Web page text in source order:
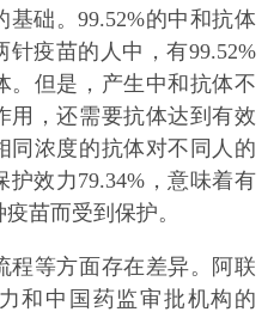
础。99.52%的中和抗体
疫苗的人中，有99.52%
。但是，产生中和抗体不
用，还需要抗体达到有效
同浓度的抗体对不同人的
效力79.34%，意味着有
苗而受到保护。
程等方面存在差异。阿联
和中国药监审批机构的